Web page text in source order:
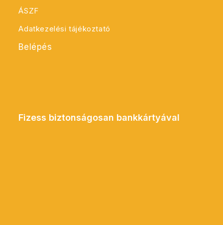
ÁSZF
Adatkezelési tájékoztató
Belépés
Fizess biztonságosan bankkártyával